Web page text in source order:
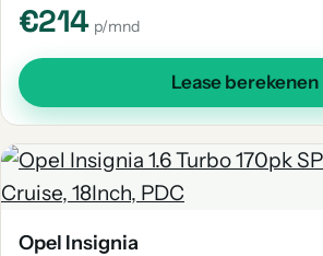
€214 p/mnd
Lease berekenen
Opel Insignia